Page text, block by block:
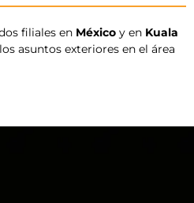
filiales en México y en Kuala
asuntos exteriores en el área